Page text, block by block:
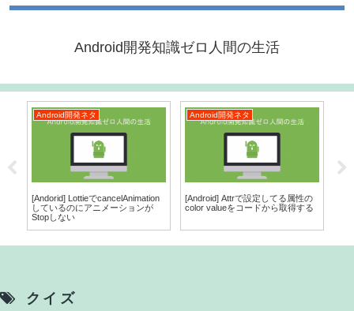
Android開発知識ゼロ人間の生活
Android開発ネタ
[Andorid] LottieでcancelAnimation
しているのにアニメーションが
Stopしない
Android開発ネタ
[Android] Attrで設定してる属性の
color valueをコードから取得する
クイズ